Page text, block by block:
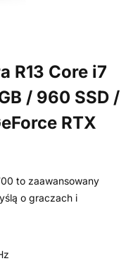
R13 Core i7
/ 960 SSD /
RTX
to zaawansowany
o graczach i